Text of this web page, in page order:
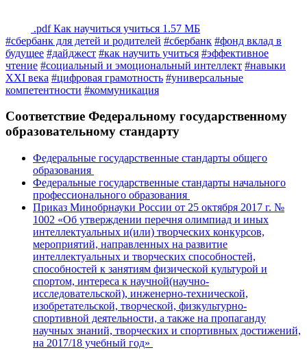
.pdf Как научиться учиться 1.57 МБ
#сбербанк для детей и родителей #сбербанк #фонд вклад в
будущее #дайджест #как научить учиться #эффективное
чтение #социальный и эмоциональный интеллект #навыки
XXI века #цифровая грамотность #универсальные
компетентности #коммуникация
Соответствие Федеральному государственному
образовательному стандарту
Федеральные государственные стандарты общего
образования
Федеральные государственные стандарты начального
профессионального образования
Приказ Минобрнауки России от 25 октября 2017 г. №
1002 «Об утверждении перечня олимпиад и иных
интеллектуальных и(или) творческих конкурсов,
мероприятий, направленных на развитие
интеллектуальных и творческих способностей,
способностей к занятиям физической культурой и
спортом, интереса к научной(научно-
исследовательской), инженерно-технической,
изобретательской, творческой, физкультурно-
спортивной деятельности, а также на пропаганду
научных знаний, творческих и спортивных достижений,
на 2017/18 учебный год»